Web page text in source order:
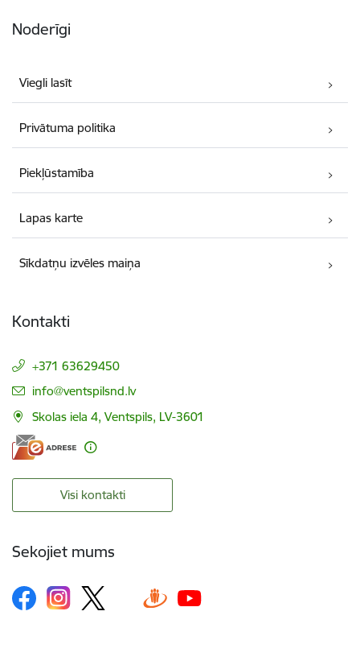
Noderīgi
Viegli lasīt
Privātuma politika
Piekļūstamība
Lapas karte
Sīkdatņu izvēles maiņa
Kontakti
+371 63629450
E-pasts:
info@ventspilsnd.lv
Skolas iela 4, Ventspils, LV-3601
Visi kontakti
Sekojiet mums